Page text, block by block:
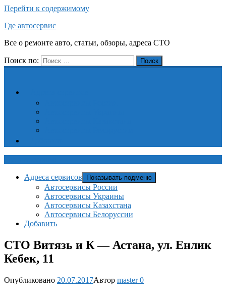
Перейти к содержимому
Где автосервис
Все о ремонте авто, статьи, обзоры, адреса СТО
Поиск по: Поиск
Адреса сервисов Показывать подменю
Автосервисы России
Автосервисы Украины
Автосервисы Казахстана
Автосервисы Белоруссии
Добавить
СТО Витязь и К — Астана, ул. Енлик
Кебек, 11
Опубликовано 20.07.2017Автор master0